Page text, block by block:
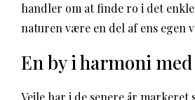
handler om at finde ro i det
naturen være en del af ens egen
En by i harmoni
Vejle har i de senere år markeret